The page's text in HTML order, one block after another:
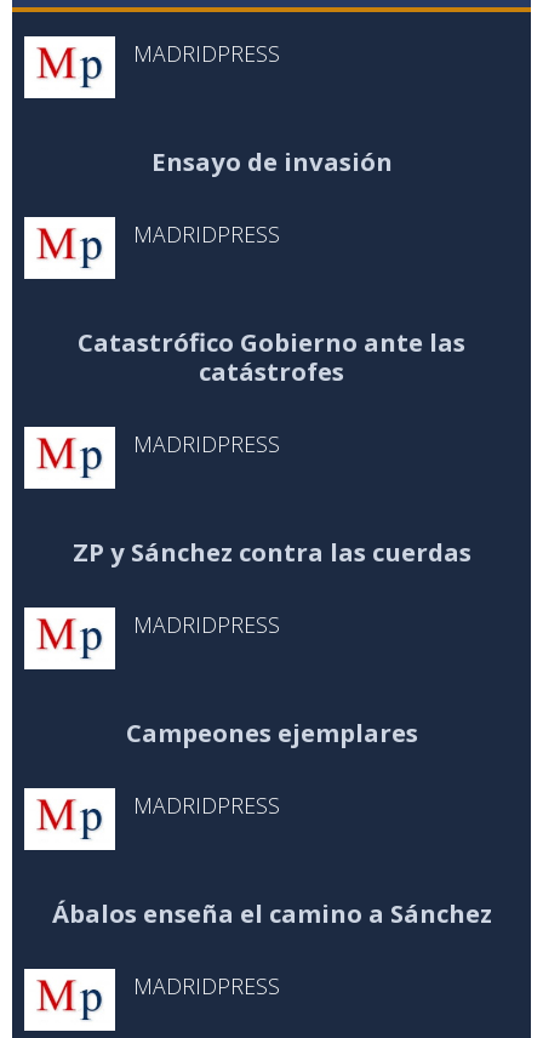
MADRIDPRESS
Ensayo de invasión
MADRIDPRESS
Catastrófico Gobierno ante las
catástrofes
MADRIDPRESS
ZP y Sánchez contra las cuerdas
MADRIDPRESS
Campeones ejemplares
MADRIDPRESS
Ábalos enseña el camino a Sánchez
MADRIDPRESS